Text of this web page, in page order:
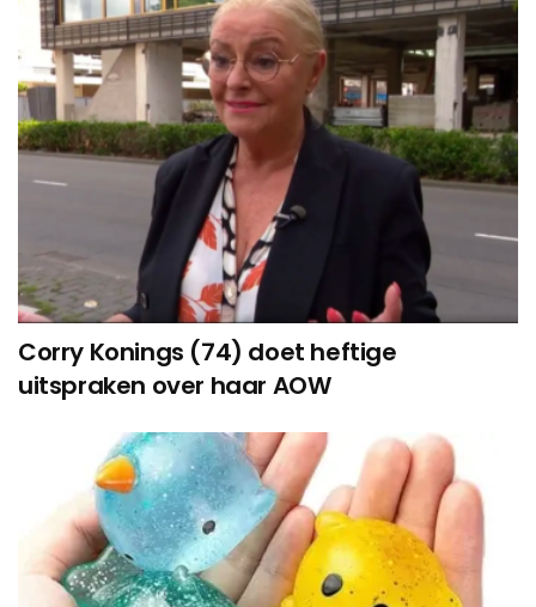
Corry Konings (74) doet heftige
uitspraken over haar AOW